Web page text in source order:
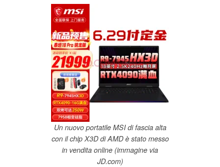
Un nuovo portatile MSI di fascia alta
con il chip X3D di AMD è stato messo
in vendita online (immagine via
JD.com)